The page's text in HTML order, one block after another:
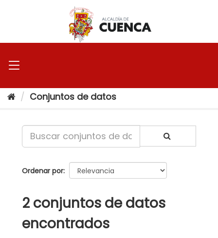
Conjuntos de datos
Ordenar por
2 conjuntos de datos
encontrados